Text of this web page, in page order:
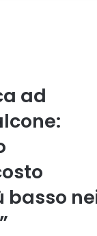
ad
basso